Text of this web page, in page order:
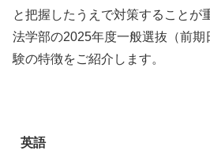
と把握したうえで対策することが
法学部の2025年度一般選抜（前
験の特徴をご紹介します。
英語